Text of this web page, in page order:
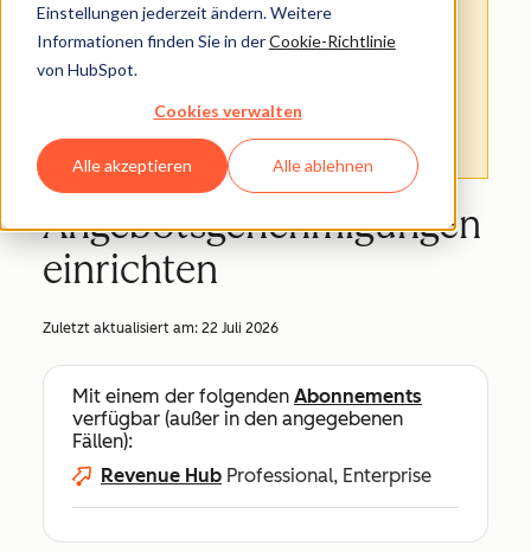
Einstellungen jederzeit ändern. Weitere
Informationen finden Sie in derCookie-Richtlinie
von HubSpot.
Cookies verwalten
Alle akzeptieren Alle ablehnen
Umständen nicht korrekturgelesen. Die
englischsprachige Fassung gilt als offizielle
Version und Sie können dort die aktuellsten
Informationen finden.Hier können Sie
darauf zugreifen.
Angebotsgenehmigungen
einrichten
Zuletzt aktualisiert am: 22 Juli 2026
Mit einem der folgenden Abonnements
verfügbar (außer in den angegebenen
Fällen):
Revenue Hub Professional, Enterprise